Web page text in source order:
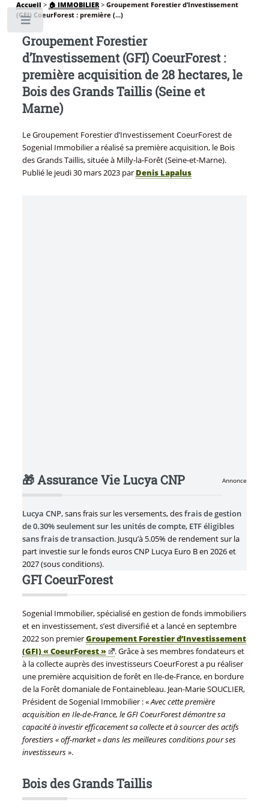
Accueil > 🏠 IMMOBILIER> Groupement Forestier d’Investissement
(GFI) CoeurForest : première (...)
Groupement Forestier
d’Investissement (GFI) CoeurForest :
première acquisition de 28 hectares, le
Bois des Grands Taillis (Seine et
Marne)
Le Groupement Forestier d’Investissement CoeurForest de
Sogenial Immobilier a réalisé sa première acquisition, le Bois
des Grands Taillis, située à Milly-la-Forêt (Seine-et-Marne).
Publié le jeudi 30 mars 2023par Denis Lapalus
Annonce
🎁 Assurance Vie Lucya CNP
Lucya CNP, sans frais sur les versements, desfrais de gestion
de 0.30% seulement sur les unités de compte, ETF éligibles
sans frais de transaction. Jusqu’à 5.05% de rendement sur la
part investie sur le fonds euros CNP Lucya Euro B en 2026 et
2027 (sous conditions).
GFI CoeurForest
Sogenial Immobilier, spécialisé en gestion de fonds immobiliers
et en investissement, s’est diversifié et a lancé en septembre
2022 son premierGroupement Forestier d’Investissement
(GFI) « CoeurForest »
. Grâce à ses membres fondateurs et
à la collecte auprès des investisseurs CoeurForest a pu réaliser
une première acquisition de forêt en Ile-de-France, en bordure
de la Forêt domaniale de Fontainebleau. Jean-Marie SOUCLIER,
Président de Sogenial Immobilier : «Avec cette première
acquisition en Ile-de-France, le GFI CoeurForest démontre sa
capacité à investir efficacement sa collecte et à sourcer des actifs
forestiers « off-market » dans les meilleures conditions pour ses
investisseurs».
Bois des Grands Taillis